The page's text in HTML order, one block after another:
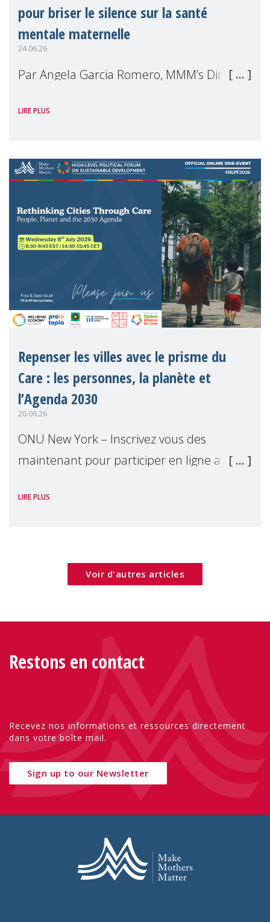
pour briser le silence sur la santé
mentale maternelle
24.06.26
Par Angela Garcia Romero, MMM’s Director
vécu une matinée unique, avec le corps et
inspirante, où nous, les mères, nous somm
LIRE PLUS
Repenser les villes avec le prisme du
Care : les personnes, la planète et
l’Agenda 2030
20.06.26
ONU New York – Inscrivez vous des
maintenant pour participer en ligne a
Politique de Haut Niveau 2026. Cet
LIRE PLUS
Voir d'autres articles
Restons en contact
Recevez nos informations et ressources directement
dans votre boîte mail.
Sign up to our Newsletter